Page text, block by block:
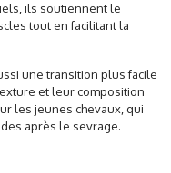
ils soutiennent le
tout en facilitant la
une transition plus facile
et leur composition
les jeunes chevaux, qui
après le sevrage.